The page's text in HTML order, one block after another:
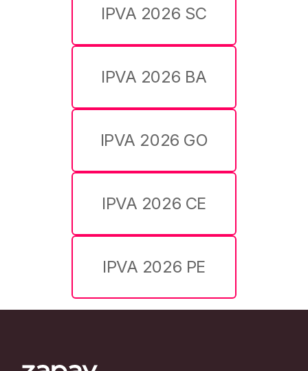
IPVA 2026 SC
IPVA 2026 BA
IPVA 2026 GO
IPVA 2026 CE
IPVA 2026 PE